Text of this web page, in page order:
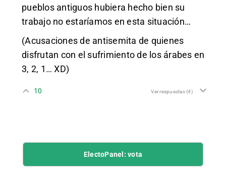
pueblos antiguos hubiera hecho bien su
trabajo no estaríamos en esta situación…
(Acusaciones de antisemita de quienes
disfrutan con el sufrimiento de los árabes en
3, 2, 1… XD)
10 Ver respuestas(4)
ElectoPanel: vota